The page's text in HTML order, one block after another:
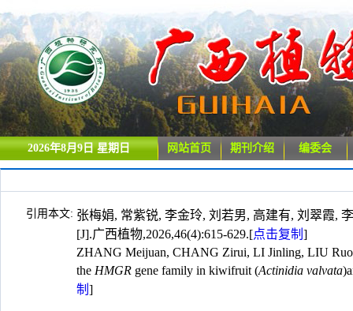
2026年8月9日 星期日 网站首页 期刊介绍 编委会
引用本文: 张梅娟, 常紫锐, 李金玲, 刘若男, 高建有, 刘翠霞,
[J].广西植物,2026,46(4):615-629.[点击复制 ]
ZHANG Meijuan, CHANG Zirui, LI Jinling, LIU
the HMGR gene family in kiwifruit (Actinidia valvata
制 ]